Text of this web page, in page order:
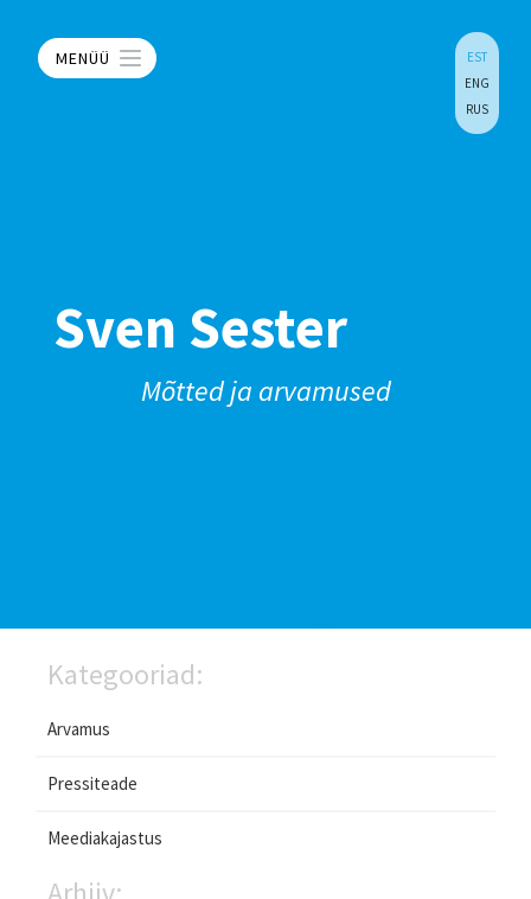
MENÜÜ
EST
ENG
RUS
Sven Sester
Mõtted ja arvamused
Kategooriad:
Arvamus
Pressiteade
Meediakajastus